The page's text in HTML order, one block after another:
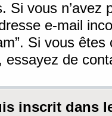
Si vous n’avez
e-mail
Si vous
essayez de
inscrit dans